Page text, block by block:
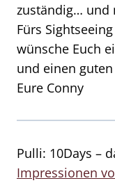
zuständig… und
Fürs
wünsche Euch
und einen
Eure Conny
Pulli: 10Days –
Impressionen